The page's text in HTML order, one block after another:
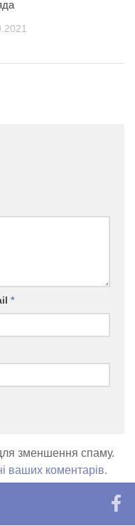
*
зменшення спаму.
ваших коментарів.